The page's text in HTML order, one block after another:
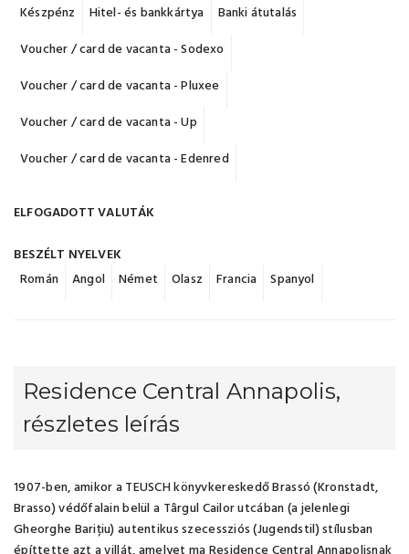
Készpénz
Hitel- és bankkártya
Banki átutalás
Voucher / card de vacanta - Sodexo
Voucher / card de vacanta - Pluxee
Voucher / card de vacanta - Up
Voucher / card de vacanta - Edenred
ELFOGADOTT VALUTÁK
BESZÉLT NYELVEK
Román
Angol Német Olasz Francia Spanyol
Residence Central Annapolis,
részletes leírás
1907-ben, amikor a TEUSCH könyvkereskedő Brassó (Kronstadt,
Brasso) védőfalain belül a Târgul Cailor utcában (a jelenlegi
Gheorghe Barițiu) autentikus szecessziós (Jugendstil) stílusban